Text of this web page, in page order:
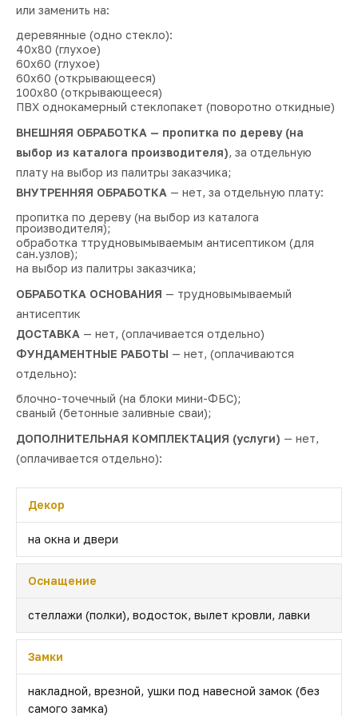
или заменить на:
деревянные (одно стекло):
40х80 (глухое)
60х60 (глухое)
60х60 (открывающееся)
100х80 (открывающееся)
ПВХ однокамерный стеклопакет (поворотно откидные)
ВНЕШНЯЯ ОБРАБОТКА — пропитка по дереву (на
выбор из каталога производителя), за отдельную
плату на выбор из палитры заказчика;
ВНУТРЕННЯЯ ОБРАБОТКА — нет, за отдельную плату:
пропитка по дереву (на выбор из каталога
производителя);
обработка ттрудновымываемым антисептиком (для
сан.узлов);
на выбор из палитры заказчика;
ОБРАБОТКА ОСНОВАНИЯ — трудновымываемый
антисептик
ДОСТАВКА — нет, (оплачивается отдельно)
ФУНДАМЕНТНЫЕ РАБОТЫ — нет, (оплачиваются
отдельно):
блочно-точечный (на блоки мини-ФБС);
сваный (бетонные заливные сваи);
ДОПОЛНИТЕЛЬНАЯ КОМПЛЕКТАЦИЯ (услуги) — нет,
(оплачивается отдельно):
Декор
на окна и двери
Оснащение
стеллажи (полки), водосток, вылет кровли, лавки
Замки
накладной, врезной, ушки под навесной замок (без
самого замка)